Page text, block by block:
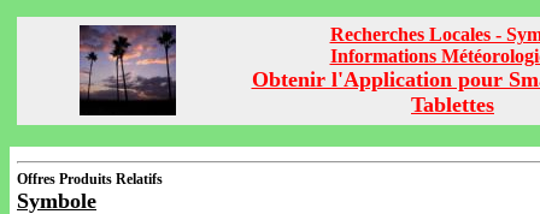
Recherches Locales -
Informations
Obtenir l'Application pour
Tablettes
Offres Produits Relatifs
Symbole